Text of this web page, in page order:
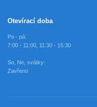
Otevírací doba
Po - pá:
7:00 - 11:00, 11:30 - 15:30
So, Ne, svátky:
Zavřeno